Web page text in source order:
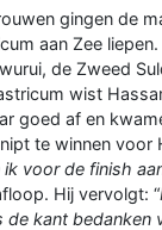
gingen de
aan Zee
de Zweed
wist
goed af en
te winnen voor
voor de finish
Hij vervolgt: “
kant bedanken